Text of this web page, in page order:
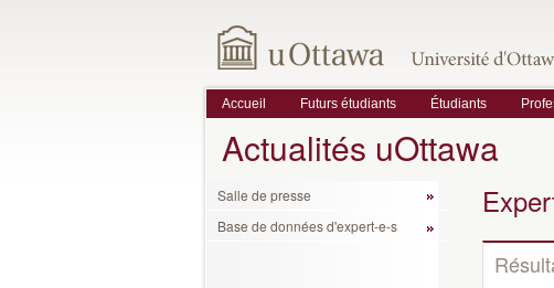
Accueil Futurs étudiants Étudiants
Actualités uOttawa
Salle de presse
Base de données d'expert-e-s